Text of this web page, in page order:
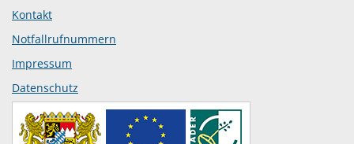
Kontakt
Notfallrufnummern
Impressum
Datenschutz